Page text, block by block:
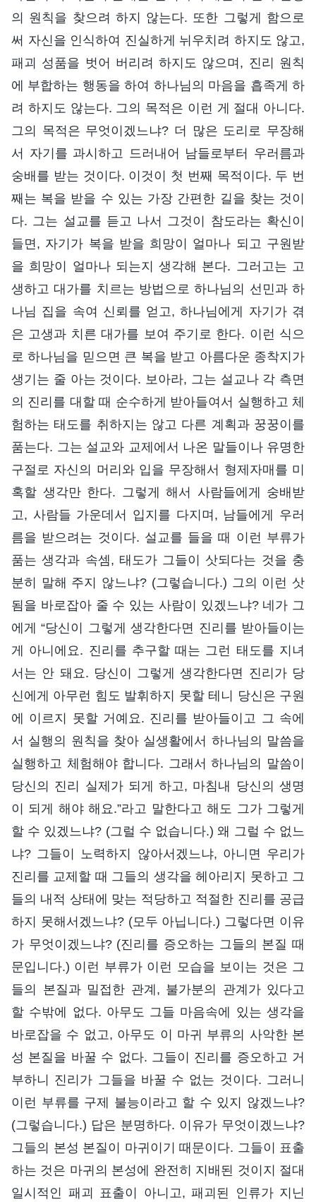
의 원칙을 찾으려 하지 않는다. 또한 그렇게 함으로
써 자신을 인식하여 진실하게 뉘우치려 하지도 않고,
패괴 성품을 벗어 버리려 하지도 않으며, 진리 원칙
에 부합하는 행동을 하여 하나님의 마음을 흡족게 하
려 하지도 않는다. 그의 목적은 이런 게 절대 아니다.
그의 목적은 무엇이겠느냐? 더 많은 도리로 무장해
서 자기를 과시하고 드러내어 남들로부터 우러름과
숭배를 받는 것이다. 이것이 첫 번째 목적이다. 두 번
째는 복을 받을 수 있는 가장 간편한 길을 찾는 것이
다. 그는 설교를 듣고 나서 그것이 참도라는 확신이
들면, 자기가 복을 받을 희망이 얼마나 되고 구원받
을 희망이 얼마나 되는지 생각해 본다. 그러고는 고
생하고 대가를 치르는 방법으로 하나님의 선민과 하
나님 집을 속여 신뢰를 얻고, 하나님에게 자기가 겪
은 고생과 치른 대가를 보여 주기로 한다. 이런 식으
로 하나님을 믿으면 큰 복을 받고 아름다운 종착지가
생기는 줄 아는 것이다. 보아라, 그는 설교나 각 측면
의 진리를 대할 때 순수하게 받아들여서 실행하고 체
험하는 태도를 취하지는 않고 다른 계획과 꿍꿍이를
품는다. 그는 설교와 교제에서 나온 말들이나 유명한
구절로 자신의 머리와 입을 무장해서 형제자매를 미
혹할 생각만 한다. 그렇게 해서 사람들에게 숭배받
고, 사람들 가운데서 입지를 다지며, 남들에게 우러
름을 받으려는 것이다. 설교를 들을 때 이런 부류가
품는 생각과 속셈, 태도가 그들이 삿되다는 것을 충
분히 말해 주지 않느냐? (그렇습니다.) 그의 이런 삿
됨을 바로잡아 줄 수 있는 사람이 있겠느냐? 네가 그
에게 “당신이 그렇게 생각한다면 진리를 받아들이는
게 아니에요. 진리를 추구할 때는 그런 태도를 지녀
서는 안 돼요. 당신이 그렇게 생각한다면 진리가 당
신에게 아무런 힘도 발휘하지 못할 테니 당신은 구원
에 이르지 못할 거예요. 진리를 받아들이고 그 속에
서 실행의 원칙을 찾아 실생활에서 하나님의 말씀을
실행하고 체험해야 합니다. 그래서 하나님의 말씀이
당신의 진리 실제가 되게 하고, 마침내 당신의 생명
이 되게 해야 해요.”라고 말한다고 해도 그가 그렇게
할 수 있겠느냐? (그럴 수 없습니다.) 왜 그럴 수 없느
냐? 그들이 노력하지 않아서겠느냐, 아니면 우리가
진리를 교제할 때 그들의 생각을 헤아리지 못하고 그
들의 내적 상태에 맞는 적당하고 적절한 진리를 공급
하지 못해서겠느냐? (모두 아닙니다.) 그렇다면 이유
가 무엇이겠느냐? (진리를 증오하는 그들의 본질 때
문입니다.) 이런 부류가 이런 모습을 보이는 것은 그
들의 본질과 밀접한 관계, 불가분의 관계가 있다고
할 수밖에 없다. 아무도 그들 마음속에 있는 생각을
바로잡을 수 없고, 아무도 이 마귀 부류의 사악한 본
성 본질을 바꿀 수 없다. 그들이 진리를 증오하고 거
부하니 진리가 그들을 바꿀 수 없는 것이다. 그러니
이런 부류를 구제 불능이라고 할 수 있지 않겠느냐?
(그렇습니다.) 답은 분명하다. 이유가 무엇이겠느냐?
그들의 본성 본질이 마귀이기 때문이다. 그들이 표출
하는 것은 마귀의 본성에 완전히 지배된 것이지 절대
일시적인 패괴 표출이 아니고, 패괴된 인류가 지닌